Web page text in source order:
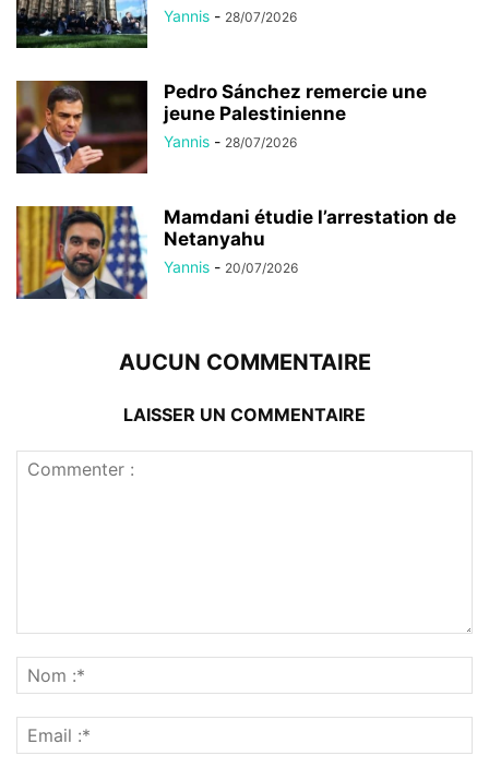
Yannis - 28/07/2026
Pedro Sánchez remercie une
jeune Palestinienne
Yannis - 28/07/2026
Mamdani étudie l’arrestation de
Netanyahu
Yannis - 20/07/2026
AUCUN COMMENTAIRE
LAISSER UN COMMENTAIRE